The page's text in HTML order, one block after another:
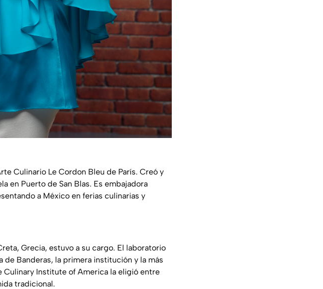
Culinario Le Cordon Bleu de París. Creó y
en Puerto de San Blas. Es embajadora
a México en ferias culinarias y
Grecia, estuvo a su cargo. El laboratorio
Banderas, la primera institución y la más
Culinary Institute of America la eligió entre
tradicional.